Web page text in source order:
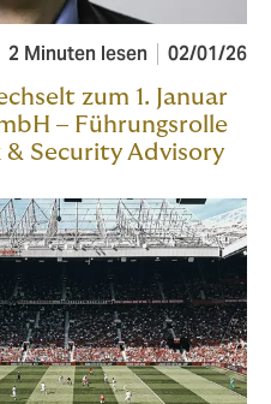
2 Minuten lesen 02/01/26
zum 1. Januar
– Führungsrolle
& Security Advisory